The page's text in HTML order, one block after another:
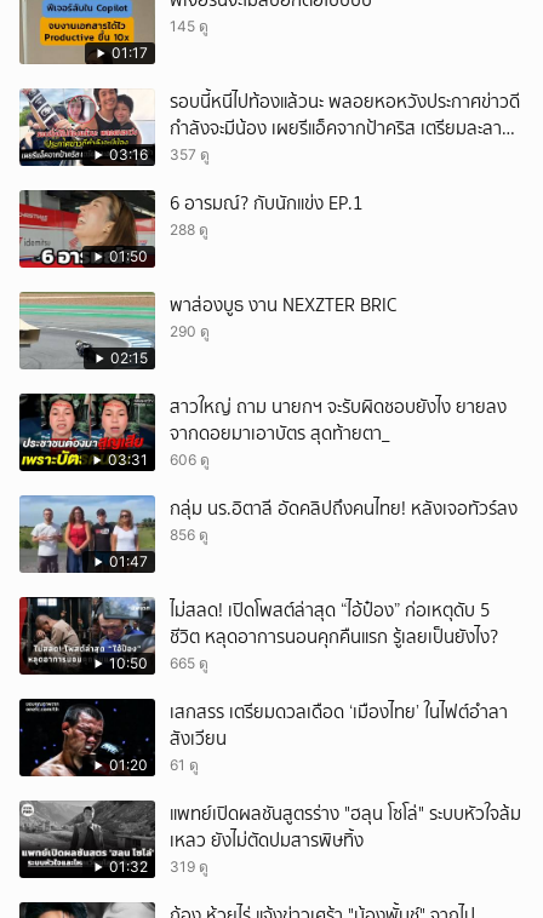
01:17
145 ดู
03:16
รอบนี้หนีไปท้องแล้วนะ พลอยหอหวังประกาศข่าวดี
กำลังจะมีน้อง เผยรีแอ็คจากป้าคริส เตรียมละลาย
ทรัพย์
357 ดู
01:50
6 อารมณ์? กับนักแข่ง EP.1
288 ดู
02:15
พาส่องบูธ งาน NEXZTER BRIC
290 ดู
03:31
สาวใหญ่ ถาม นายกฯ จะรับผิดชอบยังไง ยายลง
จากดอยมาเอาบัตร สุดท้ายตา_
606 ดู
01:47
กลุ่ม นร.อิตาลี อัดคลิปถึงคนไทย! หลังเจอทัวร์ลง
856 ดู
10:50
ไม่สลด! เปิดโพสต์ล่าสุด “ไอ้ป๋อง” ก่อเหตุดับ 5
ชีวิต หลุดอาการนอนคุกคืนแรก รู้เลยเป็นยังไง?
665 ดู
01:20
เสกสรร เตรียมดวลเดือด ‘เมืองไทย’ ในไฟต์อำลา
สังเวียน
61 ดู
01:32
แพทย์เปิดผลชันสูตรร่าง "ฮลุน โซโล่" ระบบหัวใจล้ม
เหลว ยังไม่ตัดปมสารพิษทิ้ง
319 ดู